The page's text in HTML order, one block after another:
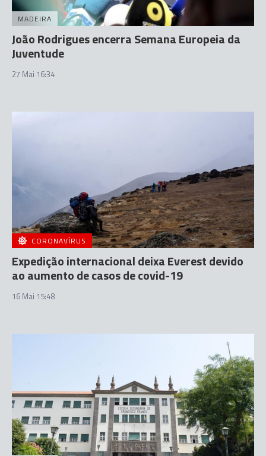
MADEIRA
João Rodrigues encerra Semana Europeia da
Juventude
27 Mai 16:34
CORONAVÍRUS
Expedição internacional deixa Everest devido
ao aumento de casos de covid-19
16 Mai 15:48